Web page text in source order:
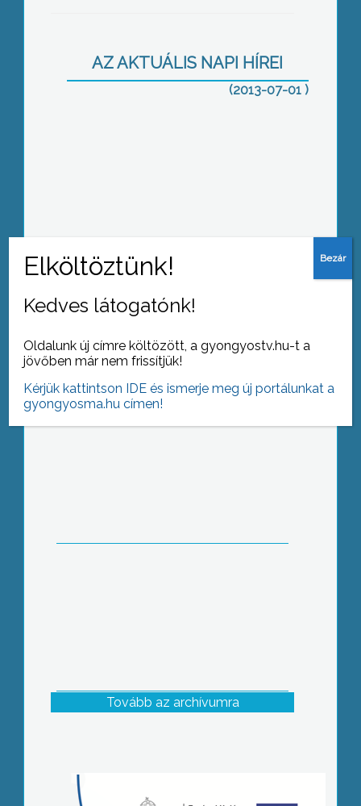
AZ AKTUÁLIS NAPI HÍREI
(2013-07-01 )
Nyugdíj nincs, folytatódik a
rezsicsökkentés
Tovább az archívumra
Kedves látogatónk!
Oldalunk új címre költözött, a gyongyostv.hu-t a
jövőben már nem frissítjük!
Kérjük kattintson IDE és ismerje meg új portálunkat a
gyongyosma.hu címen!